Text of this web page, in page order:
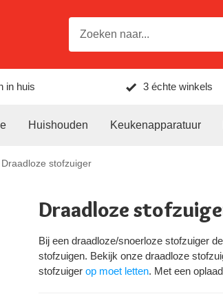
in huis 3 échte winkels
Huishouden Keukenapparatuur
Draadloze stofzuiger
Draadloze
Bij een draadloze/snoerloze stofzuiger
stofzuigen. Bekijk onze draadloze
stofzuiger op moet letten. Met een